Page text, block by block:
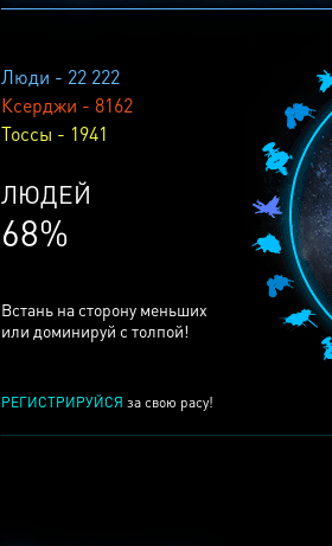
Люди - 22 222
Ксерджи - 8162
Тоссы - 1941
КСЕРДЖЕЙ
25%
Встань на сторону меньших
или доминируй с толпой!
РЕГИСТРИРУЙСЯ за свою расу!